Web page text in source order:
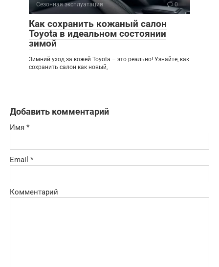
Сезонная эксплуатация 0
Как сохранить кожаный салон
Toyota в идеальном состоянии
зимой
Зимний уход за кожей Toyota – это реально! Узнайте, как
сохранить салон как новый,
Добавить комментарий
Имя *
Email *
Комментарий